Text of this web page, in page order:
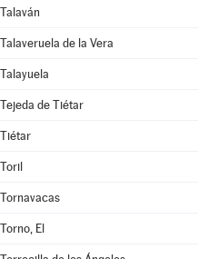
Talaván
Talaveruela de la Vera
Talayuela
Tejeda de Tiétar
Tiétar
Toril
Tornavacas
Torno, El